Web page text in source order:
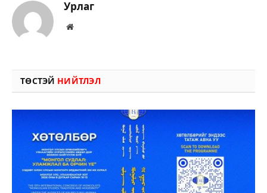
Урлаг
Вэбсайт
ТӨСТЭЙ НИЙТЛЭЛ